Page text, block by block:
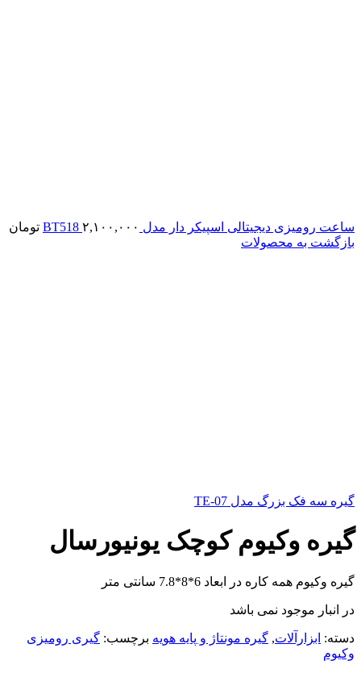
ساعت رومیزی دیجیتالی اسپیکر دار مدل BT518 ۲,۱۰۰,۰۰۰
تومان
بازگشت به محصولات
گیره سه فک بزرگ مدل TE-07
گیره وکیوم کوچک یونیورسال
گیره وکیوم همه کاره در ابعاد 6*8*7.8 سانتی متر
در انبار موجود نمی باشد
دسته: ابزارآلات, گیره مونتاژ و پایه هویه برچسب: گیری رومیزی
وکیوم